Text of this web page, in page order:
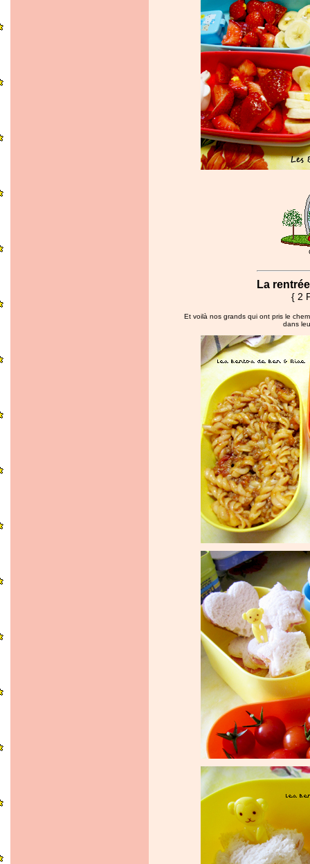
La
{ 2
Et voilà nos grands qui ont pris le
dans